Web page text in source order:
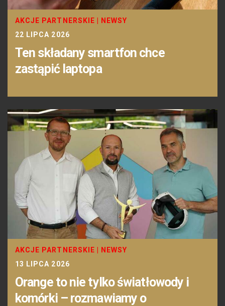
AKCJE PARTNERSKIE
NEWSY
22 LIPCA 2026
Ten składany smartfon chce
zastąpić laptopa
AKCJE PARTNERSKIE
NEWSY
13 LIPCA 2026
Orange to nie tylko światłowody i
komórki – rozmawiamy o